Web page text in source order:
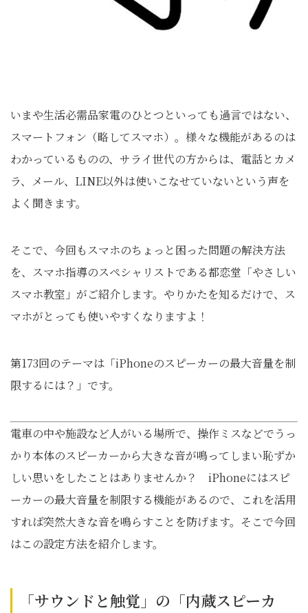
いまや生活必需品家電のひとつといっても過言ではない、
スマートフォン（略してスマホ）。様々な機能があるのは
わかっているものの、サライ世代の方からは、電話とカメ
ラ、メール、LINE以外は使いこなせていないという声を
よく聞きます。
そこで、今回もスマホのちょっと困った問題の解決方法
を、スマホ指導のスペシャリストである都恋堂「やさしい
スマホ教室」がご紹介します。やりかたを知るだけで、ス
マホがとっても使いやすくなりますよ！
第173回のテーマは「iPhoneのスピーカーの最大音量を制
限するには？」です。
電車の中や施設など人がいる場所で、操作ミスなどでうっ
かり本体のスピーカーから大きな音が鳴ってしまい恥ずか
しい思いをしたことはありませんか？ iPhoneにはスピ
ーカーの最大音量を制限する機能があるので、これを活用
すれば突然大きな音を鳴らすことを防げます。そこで今回
はこの設定方法を紹介します。
「サウンドと触覚」の「内蔵スピーカ